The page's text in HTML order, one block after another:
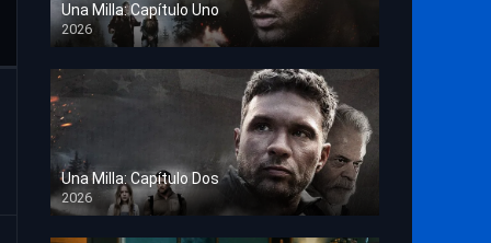
Una Milla: Capítulo Uno
2026
HD 1080p
Una Milla: Capítulo Dos
2026
HD 1080p